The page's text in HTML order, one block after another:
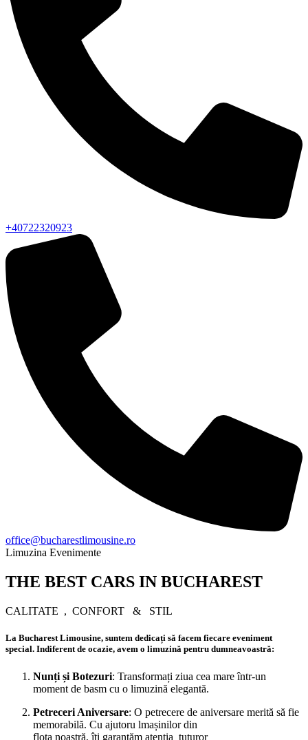
+40722320923
office@bucharestlimousine.ro
Limuzina Evenimente
THE BEST CARS IN BUCHAREST
CALITATE ‎ ,‎ ‎ CONFORT‎ ‎ ‎ & ‎ ‎ STIL
La Bucharest Limousine, suntem dedicați să facem fiecare eveniment
special. Indiferent de ocazie, avem o limuzină pentru dumneavoastră:
Nunți și Botezuri: Transformați ziua cea mareîntr-un
moment de basm cu o limuzină elegantă.
Petreceri Aniversare: O petrecere de aniversare merită să fie
memorabilă. Cu ajutoru lmașinilor din
flota noastră,îți garantăm atenția tuturor